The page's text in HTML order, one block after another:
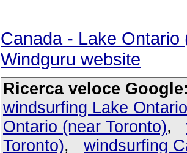
Canada - Lake
Windguru website
Ricerca veloce
windsurfing Lake
Ontario (near Toronto),
Toronto), windsurfing